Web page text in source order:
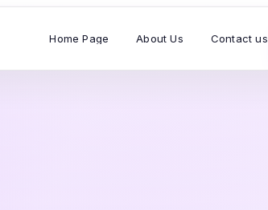
Home Page About Us Contact us